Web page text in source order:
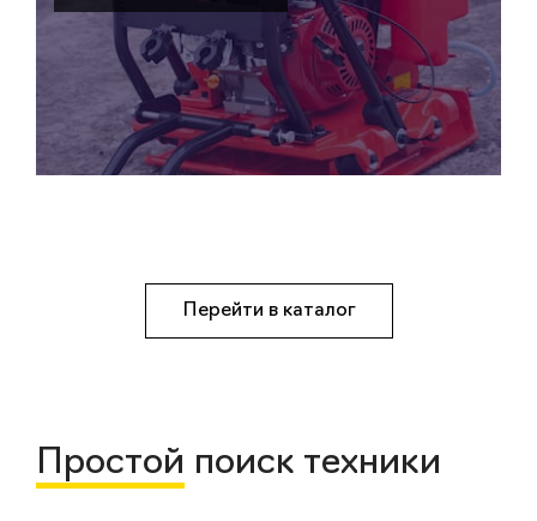
Перейти в каталог
Простой поиск техники